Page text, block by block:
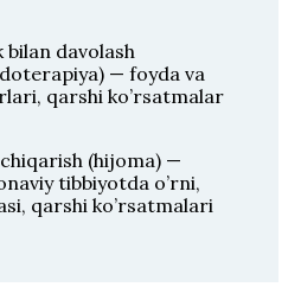
bilan davolash
— foyda va
qarshi ko’rsatmalar
(hijoma) —
tibbiyotda o’rni,
qarshi ko’rsatmalari